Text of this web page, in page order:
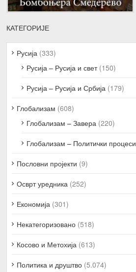
КАТЕГОРИЈЕ
Русија (333)
Русија – Русија и свет(150)
Русија – Русија и Србија (179)
Глобализам (608)
Глобализам – Завера (220)
Глобализам – Политички процеси
Пословни пројекти (9)
Осврт уредника (252)
Економија (301)
Некатегоризовано (518)
Косово и Метохија (613)
Политика и друштво (5.074)